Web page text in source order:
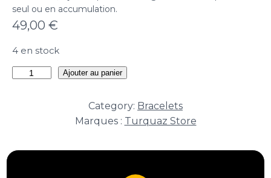
seul ou en accumulation.
49,00 €
4 en stock
quantité
Ajouter au panier
Category: Bracelets
Marques : Turquaz Store